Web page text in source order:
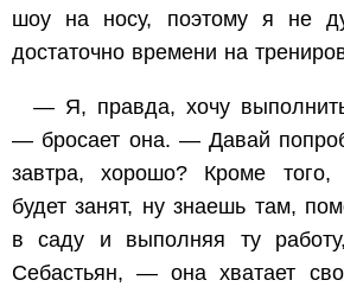
шоу на носу, поэтому я не
достаточно времени на
— Я, правда, хочу
— бросает она. — Давай
завтра, хорошо? Кроме того,
будет занят, ну знаешь там,
в саду и выполняя ту
Себастьян, — она хватает